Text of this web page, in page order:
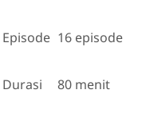
Episode 16 episode
Durasi 80 menit